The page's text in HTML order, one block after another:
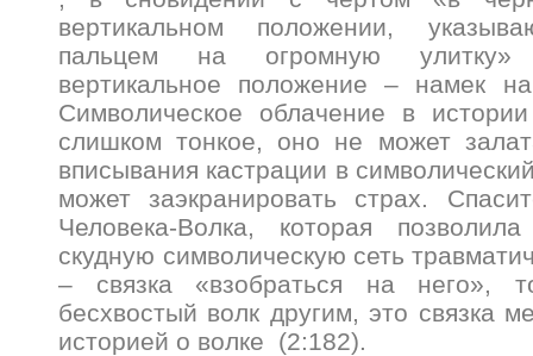
вертикальном положении,
пальцем на огромную
вертикальное положение – намек
Символическое облачение в
слишком тонкое, оно не может
вписывания кастрации в
может заэкранировать страх.
Человека-Волка, которая
скудную символическую сеть
– связка «взобраться на него»,
бесхвостый волк другим, это связка
историей о волке (2:182).